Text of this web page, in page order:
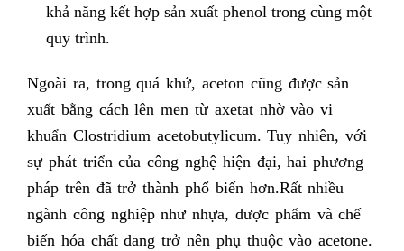
khả năng kết hợp sản xuất phenol trong cùng một
quy trình.
Ngoài ra, trong quá khứ, aceton cũng được sản
xuất bằng cách lên men từ axetat nhờ vào vi
khuẩn Clostridium acetobutylicum. Tuy nhiên, với
sự phát triển của công nghệ hiện đại, hai phương
pháp trên đã trở thành phổ biến hơn.Rất nhiều
ngành công nghiệp như nhựa, dược phẩm và chế
biến hóa chất đang trở nên phụ thuộc vào acetone.